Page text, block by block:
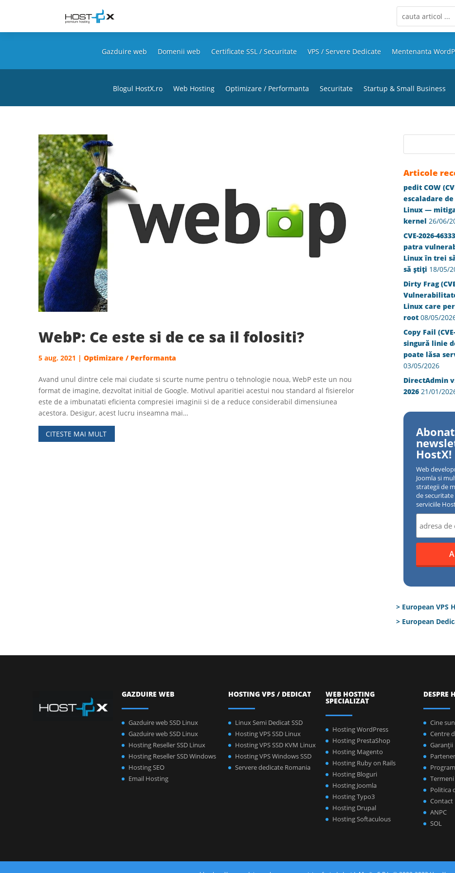
Gazduire web Domenii web Certificate SSL / Securitate VPS / Servere Dedicate Mentenanta
Blogul HostX.ro Web Hosting Optimizare / Performanta Securitate Startup & Small Business
WebP: Ce este si de ce sa il folositi?
5 aug. 2021 | Optimizare / Performanta
Avand unul dintre cele mai ciudate si scurte nume pentru o tehnologie noua, WebP este un nou
format de imagine, dezvoltat initial de Google. Motivul aparitiei acestui nou standard al fisierelor
este de a imbunatati eficienta compresiei imaginii si de a reduce considerabil dimensiunea
acestora. Desigur, acest lucru inseamna mai…
CITESTE MAI MULT
Articole
pedit COW
escaladare
Linux —
kernel 26/06/
CVE-2026-
patra
Linux în trei
să știți 18/05/
Dirty Frag
Linux care
root 08/05/
Copy Fail
singură linie
poate lăsa
03/05/2026
DirectAdmin
2026 21/01/
HostX!
Web
Joomla si
strategii de
de
serviciile
> European VPS
> European
GAZDUIRE WEB
Gazduire web SSD Linux
Gazduire web SSD Linux
Hosting Reseller SSD Linux
Hosting Reseller SSD Windows
Hosting SEO
Email Hosting
HOSTING VPS / DEDICAT
Linux Semi Dedicat SSD
Hosting VPS SSD Linux
Hosting VPS SSD KVM Linux
Hosting VPS Windows SSD
Servere dedicate Romania
WEB HOSTING
SPECIALIZAT
Hosting WordPress
Hosting PrestaShop
Hosting Magento
Hosting Ruby on Rails
Hosting Bloguri
Hosting Joomla
Hosting Typo3
Hosting Drupal
Hosting Softaculous
DESPRE
Cine
Centre
Garanţii
Politica
Contact
ANPC
SOL